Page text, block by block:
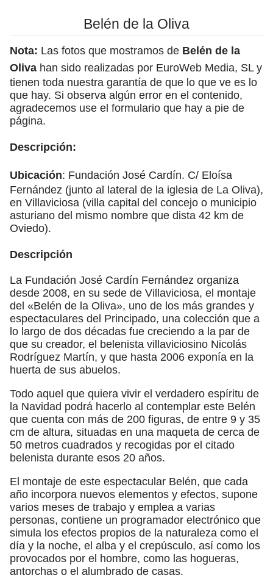
Belén de la Oliva
Nota: Las fotos que mostramos de Belén de la
Oliva han sido realizadas por EuroWeb Media, SL y
tienen toda nuestra garantía de que lo que ve es lo
que hay. Si observa algún error en el contenido,
agradecemos use el formulario que hay a pie de
página.
Descripción:
Ubicación: Fundación José Cardín. C/ Eloísa
Fernández (junto al lateral de la iglesia de La Oliva),
en Villaviciosa (villa capital del concejo o municipio
asturiano del mismo nombre que dista 42 km de
Oviedo).
Descripción
La Fundación José Cardín Fernández organiza
desde 2008, en su sede de Villaviciosa, el montaje
del «Belén de la Oliva», uno de los más grandes y
espectaculares del Principado, una colección que a
lo largo de dos décadas fue creciendo a la par de
que su creador, el belenista villaviciosino Nicolás
Rodríguez Martín, y que hasta 2006 exponía en la
huerta de sus abuelos.
Todo aquel que quiera vivir el verdadero espíritu de
la Navidad podrá hacerlo al contemplar este Belén
que cuenta con más de 200 figuras, de entre 9 y 35
cm de altura, situadas en una maqueta de cerca de
50 metros cuadrados y recogidas por el citado
belenista durante esos 20 años.
El montaje de este espectacular Belén, que cada
año incorpora nuevos elementos y efectos, supone
varios meses de trabajo y emplea a varias
personas, contiene un programador electrónico que
simula los efectos propios de la naturaleza como el
día y la noche, el alba y el crepúsculo, así como los
provocados por el hombre, como las hogueras,
antorchas o el alumbrado de casas.